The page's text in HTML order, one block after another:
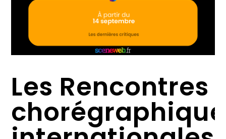
Les Rencontres